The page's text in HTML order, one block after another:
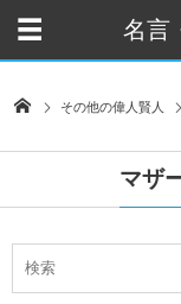
名言
その他の偉人賢人
マザ